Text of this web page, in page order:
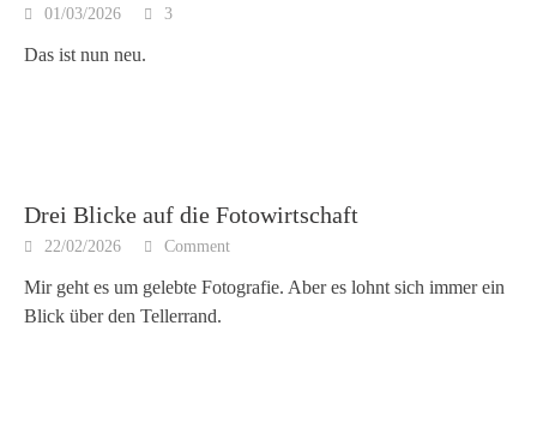
01/03/2026 3
Das ist nun neu.
Drei Blicke auf die Fotowirtschaft
22/02/2026 Comment
Mir geht es um gelebte Fotografie. Aber es lohnt sich immer ein
Blick über den Tellerrand.